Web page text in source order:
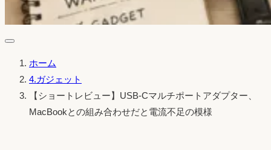
ホーム
4.ガジェット
【ショートレビュー】USB-Cマルチポートアダプター、
MacBookとの組み合わせだと電流不足の模様